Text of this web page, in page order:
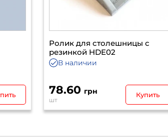
Ролик для столешницы с
резинкой HDE02
В наличии
78.60 грн
шт
Купить